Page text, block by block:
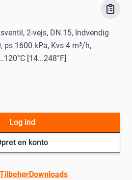
2-vejs, DN 15, Indvendig
ps 1600 kPa, Kvs 4 m³/h,
[14...248°F]
en konto
Log ind
TilbehørDownloads